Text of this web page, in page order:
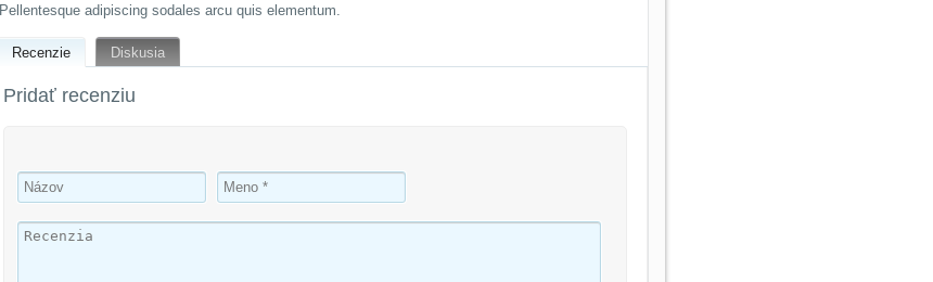
Pellentesque adipiscing sodales arcu quis elementum.
Recenzie Diskusia
Pridať recenziu